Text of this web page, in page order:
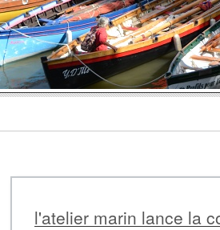
l'atelier marin lance la